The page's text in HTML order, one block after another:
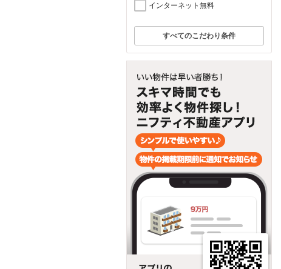
インターネット無料
すべてのこだわり条件